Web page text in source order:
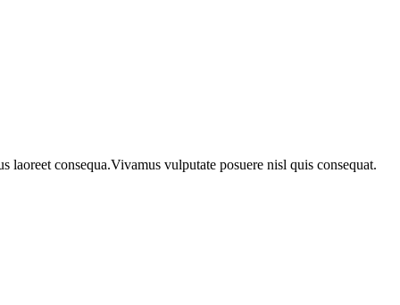
consequa.Vivamus vulputate posuere nisl quis consequat.